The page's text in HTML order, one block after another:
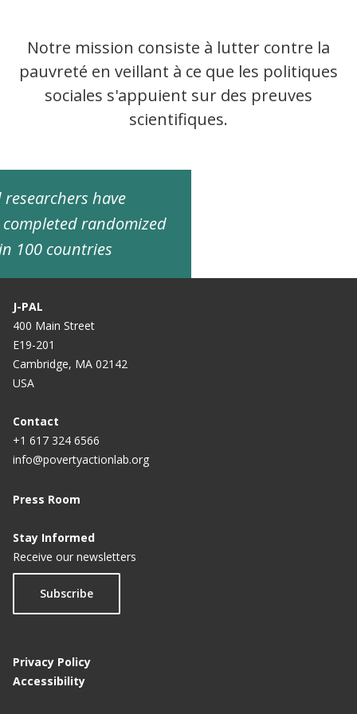
Notre mission consiste à lutter contre la
pauvreté en veillant à ce que les politiques
sociales s'appuient sur des preuves
scientifiques.
researchers have
randomized
100 countries
J-PAL
400 Main Street
E19-201
Cambridge, MA 02142
USA
Contact
+1 617 324 6566
info@povertyactionlab.org
Press Room
Stay Informed
Receive our newsletters
Subscribe
Privacy Policy
Accessibility